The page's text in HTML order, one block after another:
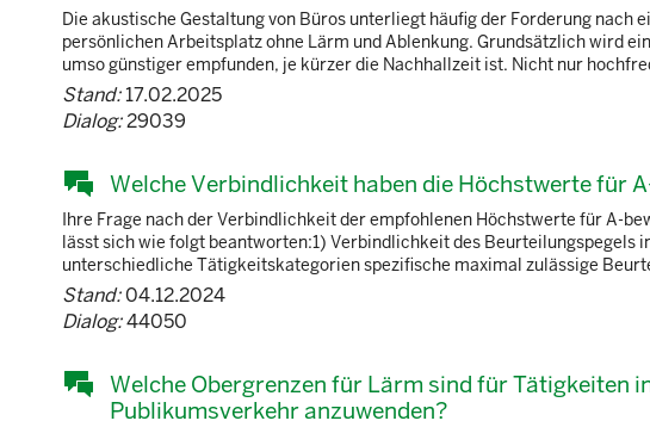
Die akustische Gestaltung von Büros unterliegt häufig der Forderung
persönlichen Arbeitsplatz ohne Lärm und Ablenkung. Grundsätzlich wird
umso günstiger empfunden, je kürzer die Nachhallzeit ist. Nicht nur
Stand:17.02.2025
Dialog:29039
Welche Verbindlichkeit haben die Höchstwerte für
Ihre Frage nach der Verbindlichkeit der empfohlenen Höchstwerte für A-
lässt sich wie folgt beantworten:1) Verbindlichkeit des Beurteilungspegels
unterschiedliche Tätigkeitskategorien spezifische maximal zulässige
Stand:04.12.2024
Dialog:44050
Welche Obergrenzen für Lärm sind für Tätigkeiten
Publikumsverkehr anzuwenden?